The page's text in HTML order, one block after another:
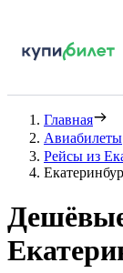
Главная
Авиабилеты
Рейсы из